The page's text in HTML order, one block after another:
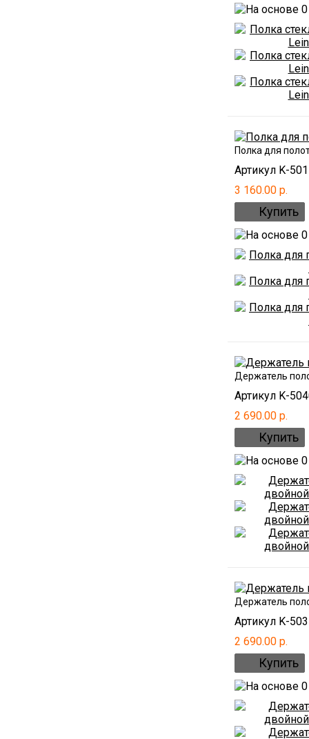
Полка для
Артикул K-
3 160.00 р.
Держатель
Артикул K-
2 690.00 р.
Держатель
Артикул K-
2 690.00 р.